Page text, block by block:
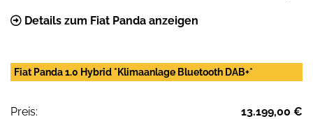
Details zum Fiat Panda anzeigen
Fiat Panda 1.0 Hybrid *Klimaanlage Bluetooth DAB+*
Preis:
13.199,00 €